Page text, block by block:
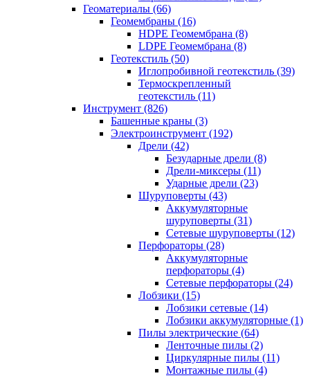
Геоматериалы (66)
Геомембраны (16)
HDPE Геомембрана (8)
LDPE Геомембрана (8)
Геотекстиль (50)
Иглопробивной геотекстиль (39)
Термоскрепленный
геотекстиль (11)
Инструмент (826)
Башенные краны (3)
Электроинструмент (192)
Дрели (42)
Безударные дрели (8)
Дрели-миксеры (11)
Ударные дрели (23)
Шуруповерты (43)
Аккумуляторные
шуруповерты (31)
Сетевые шуруповерты (12)
Перфораторы (28)
Аккумуляторные
перфораторы (4)
Сетевые перфораторы (24)
Лобзики (15)
Лобзики сетевые (14)
Лобзики аккумуляторные (1)
Пилы электрические (64)
Ленточные пилы (2)
Циркулярные пилы (11)
Монтажные пилы (4)